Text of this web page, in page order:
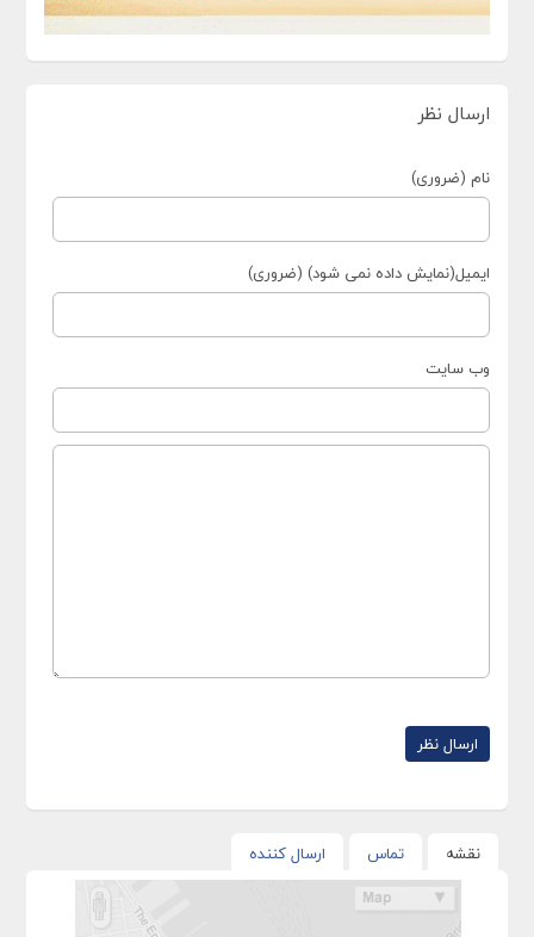
ارسال نظر
نام (ضروری)
ایمیل(نمایش داده نمی شود) (ضروری)
وب سایت
نقشه تماس ارسال کننده